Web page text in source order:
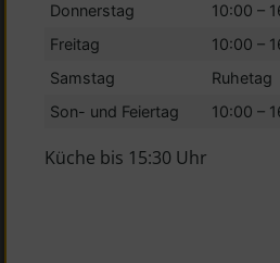
Donnerstag
10:00 –
Freitag
10:00 –
Samstag
Ruhetag
Son- und Feiertag
10:00 –
Küche bis 15:30 Uhr